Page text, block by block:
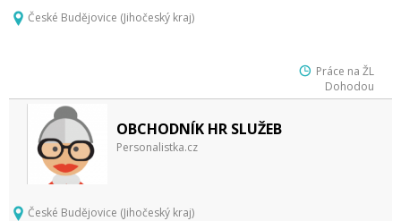
České Budějovice (Jihočeský kraj)
Práce na ŽL
Dohodou
OBCHODNÍK HR SLUŽEB
Personalistka.cz
České Budějovice (Jihočeský kraj)